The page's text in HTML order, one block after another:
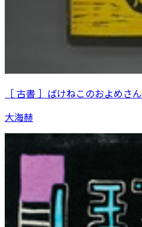
［ 古書 ］ばけねこのおよめさん
大海赫